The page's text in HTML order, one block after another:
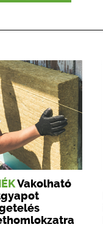
Vakolható